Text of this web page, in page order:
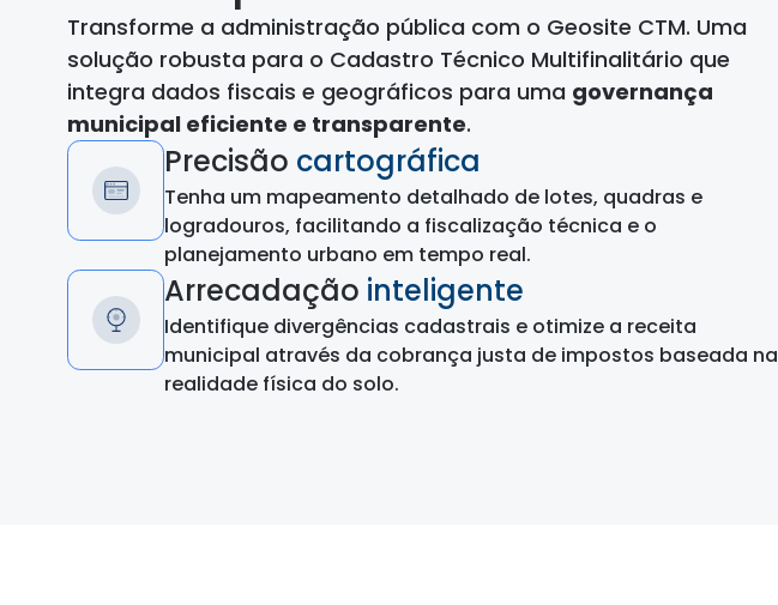
Transforme a administração pública com o Geosite CTM. Uma
solução robusta para o Cadastro Técnico Multifinalitário que
integra dados fiscais e geográficos para uma governança
municipal eficiente e transparente.
Precisão cartográfica
Tenha um mapeamento detalhado de lotes, quadras e
logradouros, facilitando a fiscalização técnica e o
planejamento urbano em tempo real.
Arrecadação inteligente
Identifique divergências cadastrais e otimize a receita
municipal através da cobrança justa de impostos baseada na
realidade física do solo.